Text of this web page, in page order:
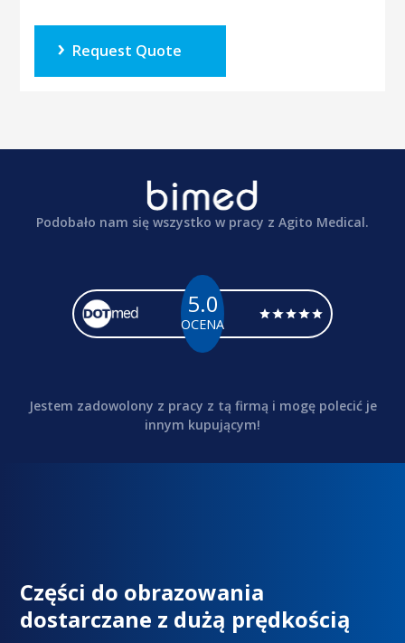
Request Quote
Podobało nam się wszystko w pracy z Agito Medical.
5.0
OCENA
Jestem zadowolony z pracy z tą firmą i mogę polecić je
innym kupującym!
Części do obrazowania
dostarczane z dużą prędkością